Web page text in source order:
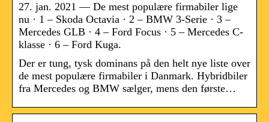
27. jan. 2021 — De mest populære firmabiler lige
nu · 1 – Skoda Octavia · 2 – BMW 3-Serie · 3 –
Mercedes GLB · 4 – Ford Focus · 5 – Mercedes C-
klasse · 6 – Ford Kuga.
Der er tung, tysk dominans på den helt nye liste over
de mest populære firmabiler i Danmark. Hybridbiler
fra Mercedes og BMW sælger, mens den første…